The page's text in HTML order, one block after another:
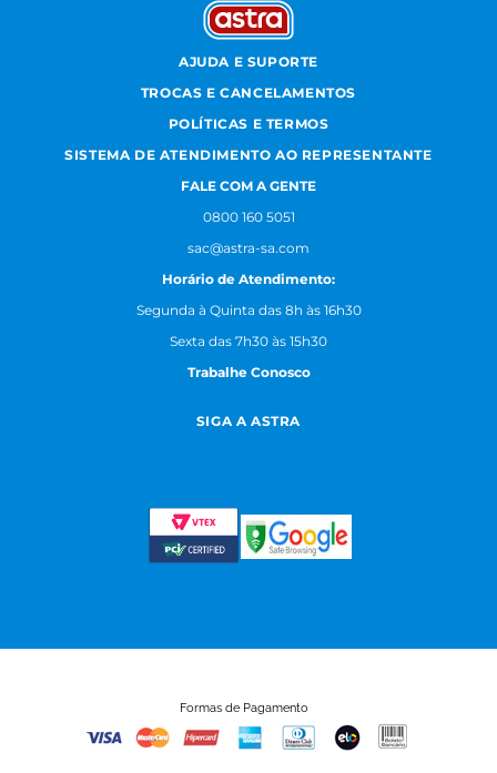
AJUDA E SUPORTE
TROCAS E CANCELAMENTOS
POLÍTICAS E TERMOS
SISTEMA DE ATENDIMENTO AO REPRESENTANTE
FALE COM A GENTE
0800 160 5051
sac@astra-sa.com
Horário de Atendimento:
Segunda à Quinta das 8h às 16h30
Sexta das 7h30 às 15h30
Trabalhe Conosco
SIGA A ASTRA
Formas de Pagamento